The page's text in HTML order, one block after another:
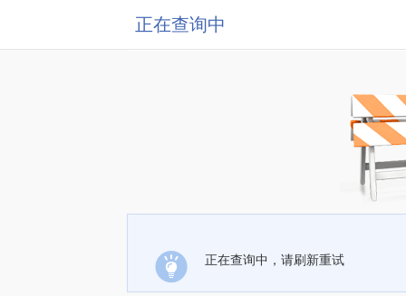
正在查询中
正在查询中，请刷新重试